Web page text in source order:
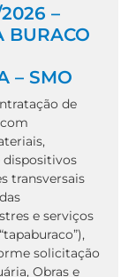
–
BURACO
– SMO
de
dispositivos
transversais
e serviços
solicitação
Obras e